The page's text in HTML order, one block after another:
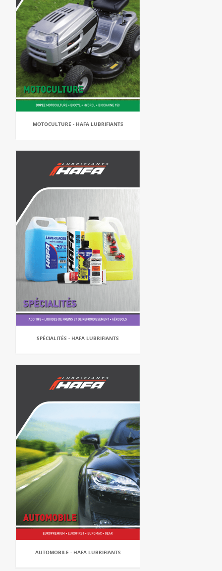
MOTOCULTURE - HAFA LUBRIFIANTS
SPÉCIALITÉS - HAFA LUBRIFIANTS
AUTOMOBILE - HAFA LUBRIFIANTS